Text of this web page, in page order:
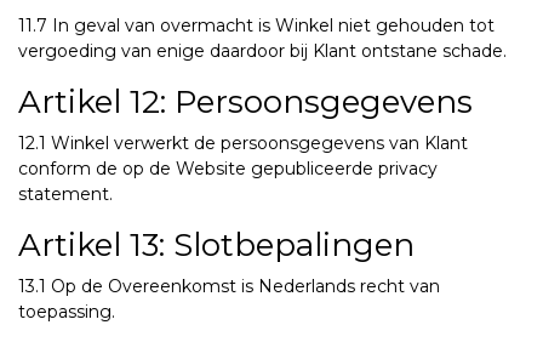
11.7 In geval van overmacht is Winkel niet gehouden tot
vergoeding van enige daardoor bij Klant ontstane schade.
Artikel 12: Persoonsgegevens
12.1 Winkel verwerkt de persoonsgegevens van Klant
conform de op de Website gepubliceerde privacy
statement.
Artikel 13: Slotbepalingen
13.1 Op de Overeenkomst is Nederlands recht van
toepassing.